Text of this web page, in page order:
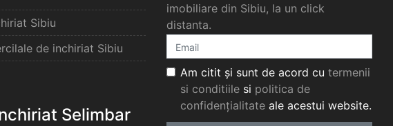
Sibiu
de inchiriat Sibiu
Selimbar
imobiliare din Sibiu, la un click
distanta.
Am citit și sunt de acord cu termenii
si conditiilesi politica de
confidențialitateale acestui website.